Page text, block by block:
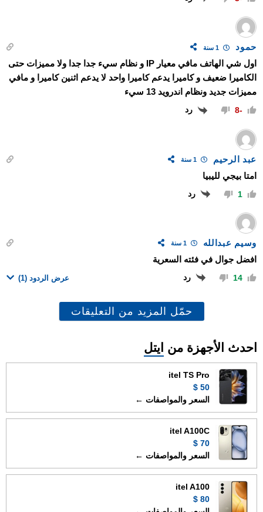
حمود
اول شي الهاتف مافي معيار IP و نظام سيء جدا جدا ولا مميزات حتى
الكاميرا ضعيف و كاميرا يدعم كاميرا واحد لا يدعم اثنين كاميرا و مافي
مميزات جديد ونظام اندرويد 13 سيء
-8 رد
عبد الرحيم
امتا بيجي لليبيا
1 رد
وسيم عبدالله 1 سنة
افضل جوال في فئته السعرية
14 رد عرض الردود (1)
حمّل المزيد من التعليقات
احدث الأجهزة من ايتل
itel TS Pro
50 $
السعر والمواصفات ←
itel A100C
70 $
السعر والمواصفات ←
itel A100
80 $